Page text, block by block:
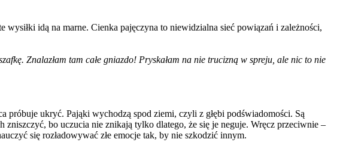
idą na marne. Cienka pajęczyna to niewidzialna sieć powiązań i zależności,
Znalazłam tam całe gniazdo! Pryskałam na nie trucizną w spreju, ale nic to nie
próbuje ukryć. Pająki wychodzą spod ziemi, czyli z głębi podświadomości. Są
zniszczyć, bo uczucia nie znikają tylko dlatego, że się je neguje. Wręcz przeciwnie –
się rozładowywać złe emocje tak, by nie szkodzić innym.